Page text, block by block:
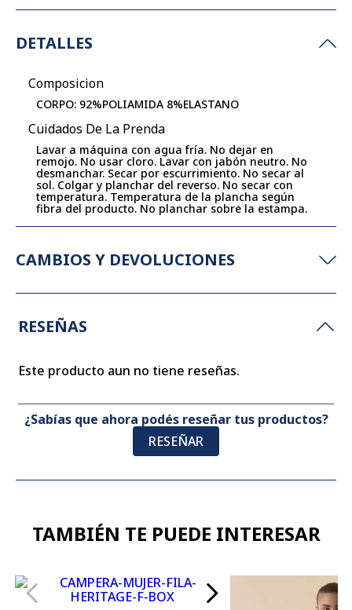
DETALLES
Composicion
CORPO: 92%POLIAMIDA 8%ELASTANO
Cuidados De La Prenda
Lavar a máquina con agua fría. No dejar en
remojo. No usar cloro. Lavar con jabón neutro. No
desmanchar. Secar por escurrimiento. No secar al
sol. Colgar y planchar del reverso. No secar con
temperatura. Temperatura de la plancha según
fibra del producto. No planchar sobre la estampa.
CAMBIOS Y DEVOLUCIONES
RESEÑAS
Este producto aun no tiene reseñas.
¿Sabías que ahora podés reseñar tus productos?
RESEÑAR
TAMBIÉN TE PUEDE INTERESAR